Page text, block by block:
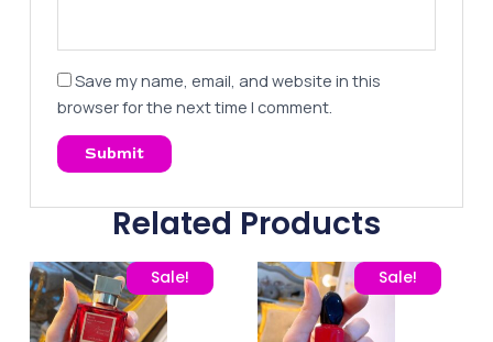
Save my name, email, and website in this
browser for the next time I comment.
Related Products
Sale!
Original price was: 260,00 EGP.
Current price is: 195,00 EGP. Sale!
Original price was:
Current